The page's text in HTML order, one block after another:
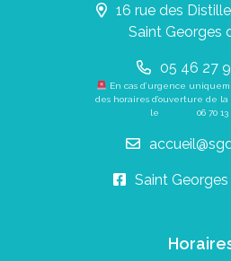
16 rue des
Saint Georges
05 46 27
En cas d’urgence
des horaires d’ouverture de
le 06 70 13
Saint